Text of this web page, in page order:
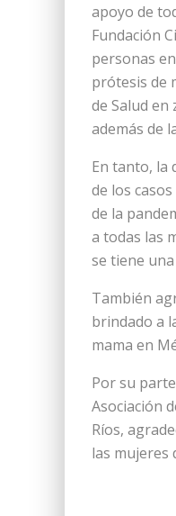
apoyo de
Fundación
personas
prótesis de
de Salud en
además de
En tanto, la
de los
de la
a todas las
se tiene
También
brindado a
mama en
Por su
Asociación
Ríos,
las mujeres